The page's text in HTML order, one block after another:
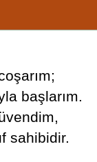
başlarım.
sahibidir.